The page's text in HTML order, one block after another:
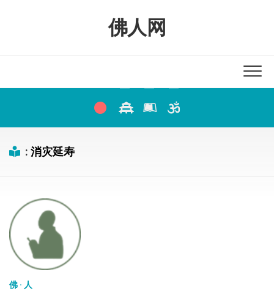
佛人网
: 消灾延寿
佛 · 人